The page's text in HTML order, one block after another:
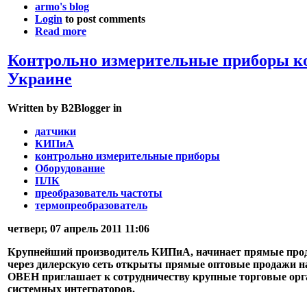
armo's blog
Login to post comments
Read more
Контрольно измерительные приборы
Украине
Written by B2Blogger in
датчики
КИПиА
контрольно измерительные приборы
Оборудование
ПЛК
преобразователь частоты
термопреобразователь
четверг, 07 апрель 2011 11:06
Крупнейший производитель КИПиА, начинает прямые
через дилерскую сеть открыты прямые оптовые продажи
ОВЕН приглашает к сотрудничеству крупные торговые
системных интеграторов.